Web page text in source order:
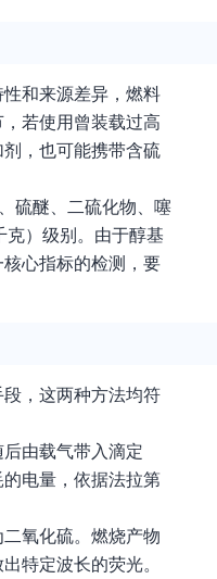
和来源差异，燃料
若使用曾装载过高
，也可能携带含硫
硫醚、二硫化物、噻
克）级别。由于醇基
心指标的检测，要
，这两种方法均符
由载气带入滴定
电量，依据法拉第
氧化硫。燃烧产物
特定波长的荧光。